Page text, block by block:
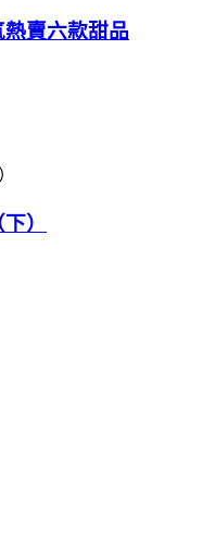
熱賣六款甜品
）